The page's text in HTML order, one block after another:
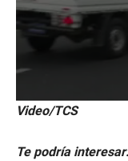
Video/TCS
Te podría